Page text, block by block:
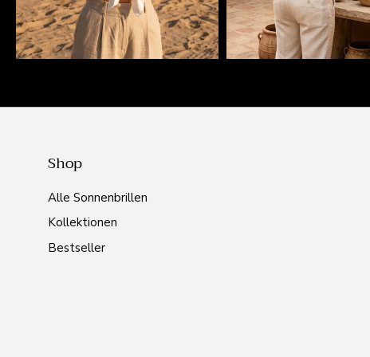
Shop
Alle Sonnenbrillen
Kollektionen
Bestseller